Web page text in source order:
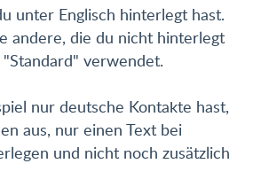
unter Englisch hinterlegt hast.
andere, die du nicht hinterlegt
verwendet.
nur deutsche Kontakte hast,
aus, nur einen Text bei
und nicht noch zusätzlich